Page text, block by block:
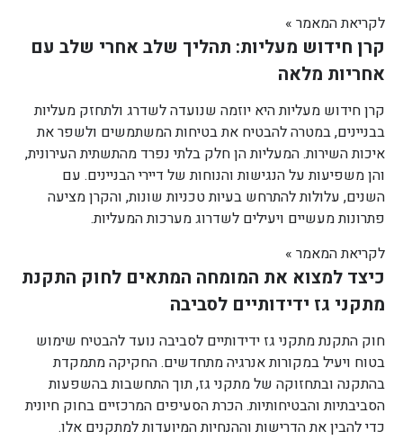
לקריאת המאמר »
קרן חידוש מעליות: תהליך שלב אחרי שלב עם
אחריות מלאה
קרן חידוש מעליות היא יוזמה שנועדה לשדרג ולתחזק מעליות
בבניינים, במטרה להבטיח את בטיחות המשתמשים ולשפר את
איכות השירות. המעליות הן חלק בלתי נפרד מהתשתית העירונית,
והן משפיעות על הנגישות והנוחות של דיירי הבניינים. עם
השנים, עלולות להתרחש בעיות טכניות שונות, והקרן מציעה
פתרונות מעשיים ויעילים לשדרוג מערכות המעליות.
לקריאת המאמר »
כיצד למצוא את המומחה המתאים לחוק התקנת
מתקני גז ידידותיים לסביבה
חוק התקנת מתקני גז ידידותיים לסביבה נועד להבטיח שימוש
בטוח ויעיל במקורות אנרגיה מתחדשים. החקיקה מתמקדת
בהתקנה ובתחזוקה של מתקני גז, תוך התחשבות בהשפעות
הסביבתיות והבטיחותיות. הכרת הסעיפים המרכזיים בחוק חיונית
כדי להבין את הדרישות וההנחיות המיועדות למתקנים אלו.